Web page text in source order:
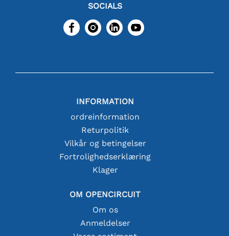
SOCIALS
INFORMATION
ordreinformation
Returpolitik
Vilkår og betingelser
Fortrolighedserklæring
Klager
OM OPENCIRCUIT
Om os
Anmeldelser